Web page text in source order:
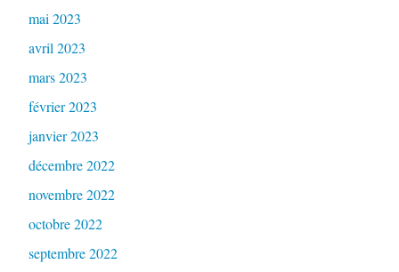
mai 2023
avril 2023
mars 2023
février 2023
janvier 2023
décembre 2022
novembre 2022
octobre 2022
septembre 2022